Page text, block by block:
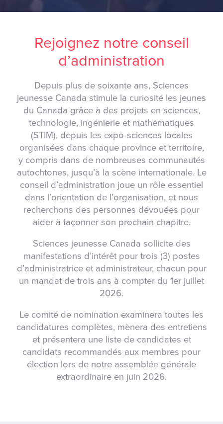
Rejoignez notre conseil
d’administration
Depuis plus de soixante ans, Sciences
jeunesse Canada stimule la curiosité les jeunes
du Canada grâce à des projets en sciences,
technologie, ingénierie et mathématiques
(STIM), depuis les expo-sciences locales
organisées dans chaque province et territoire,
y compris dans de nombreuses communautés
autochtones, jusqu’à la scène internationale. Le
conseil d’administration joue un rôle essentiel
dans l’orientation de l’organisation, et nous
recherchons des personnes dévouées pour
aider à façonner son prochain chapitre.
Sciences jeunesse Canada sollicite des
manifestations d’intérêt pour trois (3) postes
d’administratrice et administrateur, chacun pour
un mandat de trois ans à compter du 1er juillet
2026.
Le comité de nomination examinera toutes les
candidatures complètes, mènera des entretiens
et présentera une liste de candidates et
candidats recommandés aux membres pour
élection lors de notre assemblée générale
extraordinaire en juin 2026.